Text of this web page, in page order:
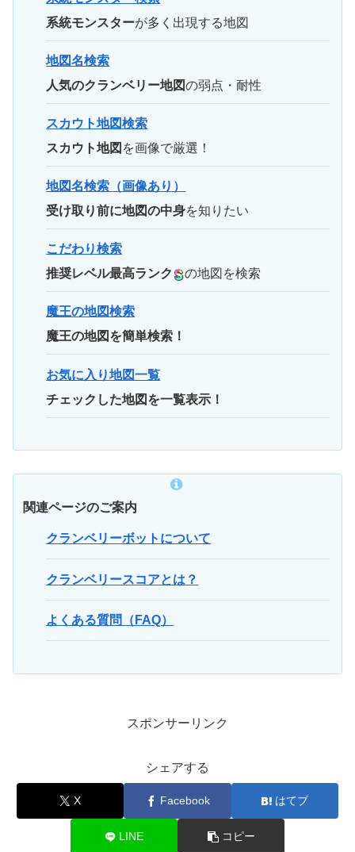
系統モンスターが多く出現する地図
地図名検索
人気のクランベリー地図の弱点・耐性
スカウト地図検索
スカウト地図 を画像で厳選！
地図名検索（画像あり）
受け取り前に地図の中身を知りたい
こだわり検索
推奨レベル最高ランク
の地図を検索
魔王の地図検索
魔王の地図を簡単検索！
お気に入り地図一覧
チェックした地図を一覧表示！
関連ページのご案内
クランベリーボットについて
クランベリースコアとは？
よくある質問（FAQ）
スポンサーリンク
シェアする
X Facebook はてブ
LINE コピー